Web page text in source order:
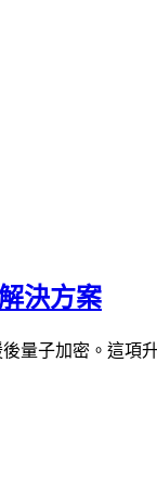
決方案
量子加密。這